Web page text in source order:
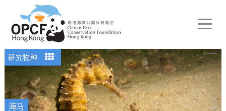
Toggle
研究物种
海马